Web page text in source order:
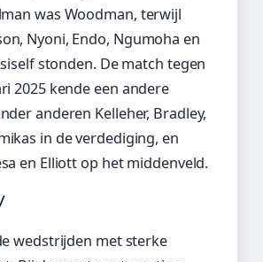
was Woodman, terwijl
Nyoni, Endo, Ngumoha en
stonden. De match tegen
2025 kende een andere
anderen Kelleher, Bradley,
in de verdediging, en
en Elliott op het middenveld.
wedstrijden met sterke